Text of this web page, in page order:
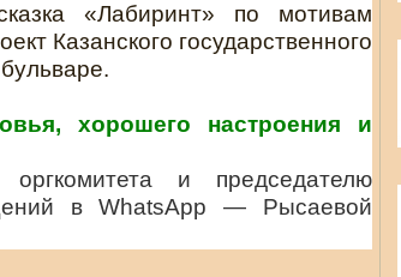
«Лабиринт» по мотивам
Казанского государственного
хорошего настроения и
и председателю
в WhatsApp — Рысаевой